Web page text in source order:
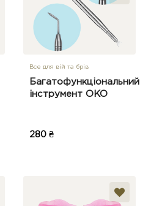
Все для вій та брів
Багатофункціональний
інструмент OKO
280 ₴